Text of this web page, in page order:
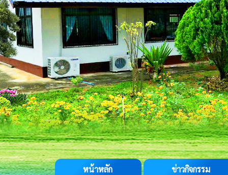
หน้าหลัก ข่าวกิจกรรม